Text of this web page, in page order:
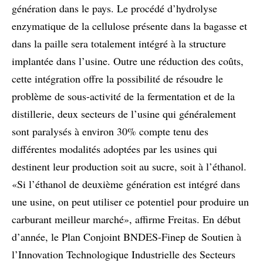
génération dans le pays. Le procédé d’hydrolyse
enzymatique de la cellulose présente dans la bagasse et
dans la paille sera totalement intégré à la structure
implantée dans l’usine. Outre une réduction des coûts,
cette intégration offre la possibilité de résoudre le
problème de sous-activité de la fermentation et de la
distillerie, deux secteurs de l’usine qui généralement
sont paralysés à environ 30% compte tenu des
différentes modalités adoptées par les usines qui
destinent leur production soit au sucre, soit à l’éthanol.
«Si l’éthanol de deuxième génération est intégré dans
une usine, on peut utiliser ce potentiel pour produire un
carburant meilleur marché», affirme Freitas. En début
d’année, le Plan Conjoint BNDES-Finep de Soutien à
l’Innovation Technologique Industrielle des Secteurs